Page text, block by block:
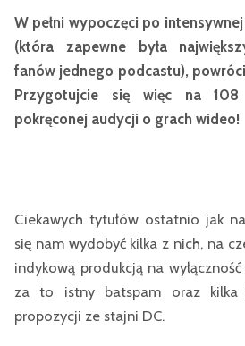
W pełni wypoczęci po
(która zapewne była
fanów jednego podcastu),
Przygotujcie się więc na 108
pokręconej audycji o grach wideo!
Ciekawych tytułów ostatnio jak
się nam wydobyć kilka z nich, na
indykową produkcją na
za to istny batspam oraz kilka
propozycji ze stajni DC.